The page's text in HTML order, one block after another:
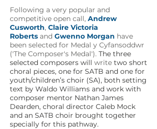
Following a very popular and
competitive open call, Andrew
Cusworth, Claire Victoria
Roberts and Gwenno Morgan have
been selected for Medal y Cyfansoddwr
('The Composer's Medal'). The three
selected composers will write two short
choral pieces, one for SATB and one for
youth/children’s choir (SA), both setting
text by Waldo Williams and work with
composer mentor Nathan James
Dearden, choral director Caleb Mock
and an SATB choir brought together
specially for this pathway.